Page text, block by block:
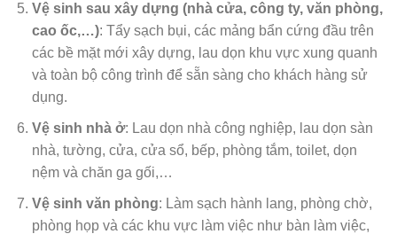
Vệ sinh sau xây dựng (nhà cửa, công ty, văn phòng,
cao ốc,…): Tẩy sạch bụi, các mảng bẩn cứng đầu trên
các bề mặt mới xây dựng, lau dọn khu vực xung quanh
và toàn bộ công trình để sẵn sàng cho khách hàng sử
dụng.
Vệ sinh nhà ở: Lau dọn nhà công nghiệp, lau dọn sàn
nhà, tường, cửa, cửa sổ, bếp, phòng tắm, toilet, dọn
nệm và chăn ga gối,…
Vệ sinh văn phòng: Làm sạch hành lang, phòng chờ,
phòng họp và các khu vực làm việc như bàn làm việc,